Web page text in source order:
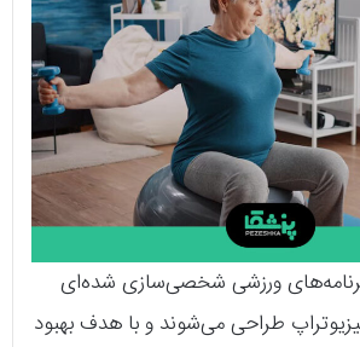
ورزشی شخصی‌سازی شده‌ای
طراحی می‌شوند و با هدف بهبود